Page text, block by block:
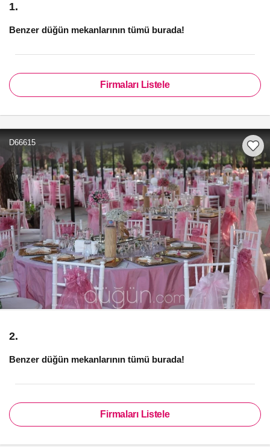
1.
Benzer düğün mekanlarının tümü burada!
Firmaları Listele
D66615
2.
Benzer düğün mekanlarının tümü burada!
Firmaları Listele